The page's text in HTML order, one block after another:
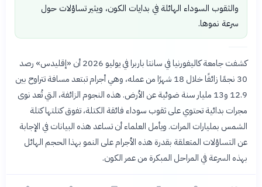
والثقوب السوداء الهائلة في بدايات الكون، ويثير تساؤلات حول
سرعة نموها.
كشفت جامعة كاليفورنيا في سانتا باربرا في يوليو 2026 أن «إقليدس» رصد
30 نجمًا زائفًا خلال 18 شهرًا من عمله، وهي أجرام تبتعد مسافة تتراوح بين
12.9 و13 مليار سنة ضوئية عن الأرض. هذه النجوم الزائفة، التي تُعد نوى
مجرات بدائية تحتوي على ثقوب سوداء فائقة الكتلة، تفوق كتلتها كتلة
الشمس بمليارات المرات. ويأمل العلماء أن تساعد هذه البيانات في الإجابة
عن التساؤلات المتعلقة بقدرة هذه الأجرام على النمو بهذا الحجم الهائل
بهذه السرعة في المراحل المبكرة من عمر الكون.